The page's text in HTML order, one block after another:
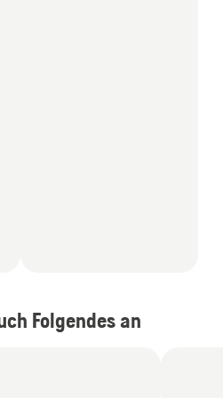
Folgendes an